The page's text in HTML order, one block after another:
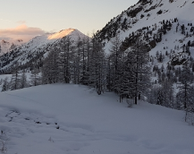
Aujourd'hui : T° Min :°CT° Max :°C
Suivez en direct l'actualité des